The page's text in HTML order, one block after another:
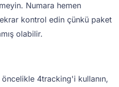
Numara hemen
kontrol edin çünkü paket
olabilir.
4tracking'i kullanın,